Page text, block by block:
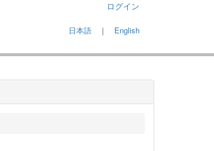
ログイン
日本語 ｜ English